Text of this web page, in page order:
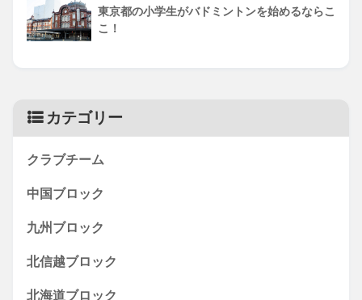
東京都の小学生がバドミントンを始めるならこ
こ！
カテゴリー
クラブチーム
中国ブロック
九州ブロック
北信越ブロック
北海道ブロック